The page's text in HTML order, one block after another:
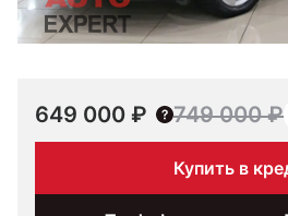
649 000 ₽ 749 000 ₽
Купить в